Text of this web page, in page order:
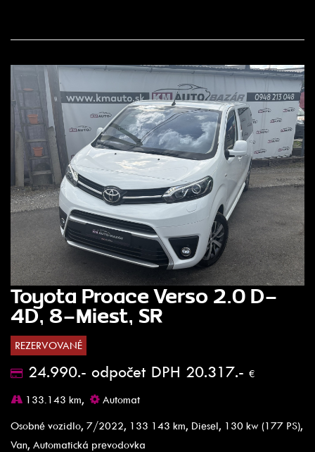
Toyota Proace Verso 2.0 D-
4D, 8-Miest, SR
REZERVOVANÉ
24.990.- odpočet DPH 20.317.- €
133.143 km,
Automat
Osobné vozidlo, 7/2022, 133 143 km, Diesel, 130 kw (177 PS),
Van, Automatická prevodovka